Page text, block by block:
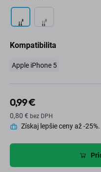
Kompatibilita
Apple iPhone 5
0,99 €
0,80 € bez DPH
Získaj lepšie ceny až -25%.